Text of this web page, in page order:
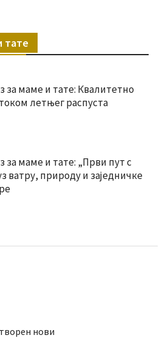
тате
за маме и тате: Квалитетно
летњег распуста
за маме и тате: „Први пут с
ватру, природу и заједничке
нови